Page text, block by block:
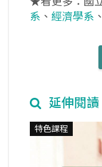
系 、 經濟學系 、
延伸閱讀
特色課程